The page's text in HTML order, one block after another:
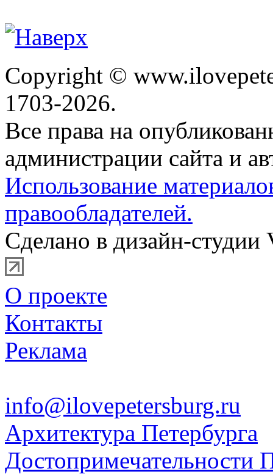
Copyright ©
1703-2026.
Все права на
администрации сайта и
Использование
правообладателей.
Сделано в дизайн-студии
О проекте
Контакты
Реклама
info@ilovepetersburg.ru
Архитектура Петербурга
Достопримечательности